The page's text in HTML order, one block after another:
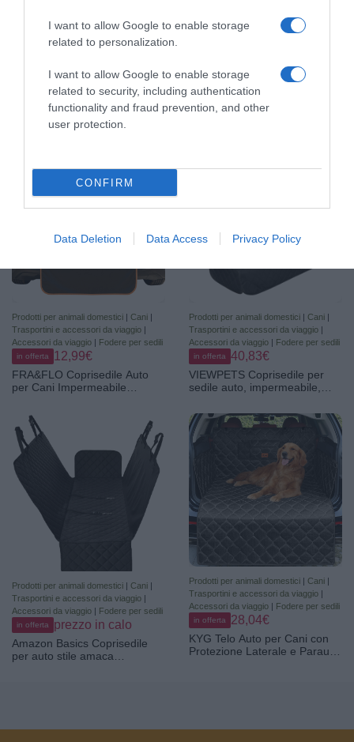
I want to allow Google to enable storage
related to personalization.
I want to allow Google to enable storage
related to security, including authentication
functionality and fraud prevention, and other
user protection.
CONFIRM
Data Deletion Data Access Privacy Policy
Accessori da viaggio |Fodere per sedili
28,86€
Upgrade4cars Telo Sedile
Posteriore per Cani Universale
Trasportini e accessori da viaggio
Accessori da viaggio
Fodere per sedili
in offerta 28,98€
Gimars Telo Auto per Cani,
Prodotti per animali domestici | Cani |
Trasportini e accessori da viaggio |
Accessori da viaggio | Fodere per sedili
in offerta 12,99€
FRA&FLO Coprisedile Auto
per Cani Impermeabile
Posteriori e Baule ad Amaca
Antiscivolo e Antigraffio,
Protezione Universale, Facile
da Installare e Lavabile
Prodotti per animali domestici | Cani |
Trasportini e accessori da viaggio |
Accessori da viaggio | Fodere per sedili
in offerta 40,83€
VIEWPETS Coprisedile per
sedile auto, impermeabile,
per auto, camion e SUV
Prodotti per animali domestici | Cani |
Trasportini e accessori da viaggio |
Accessori da viaggio | Fodere per sedili
in offerta prezzo in calo
Amazon Basics Coprisedile
per auto stile amaca
Prodotti per animali domestici | Cani |
Trasportini e accessori da viaggio |
Accessori da viaggio | Fodere per sedili
in offerta 28,04€
KYG Telo Auto per Cani con
Protezione Laterale e Paraurti,
Nero